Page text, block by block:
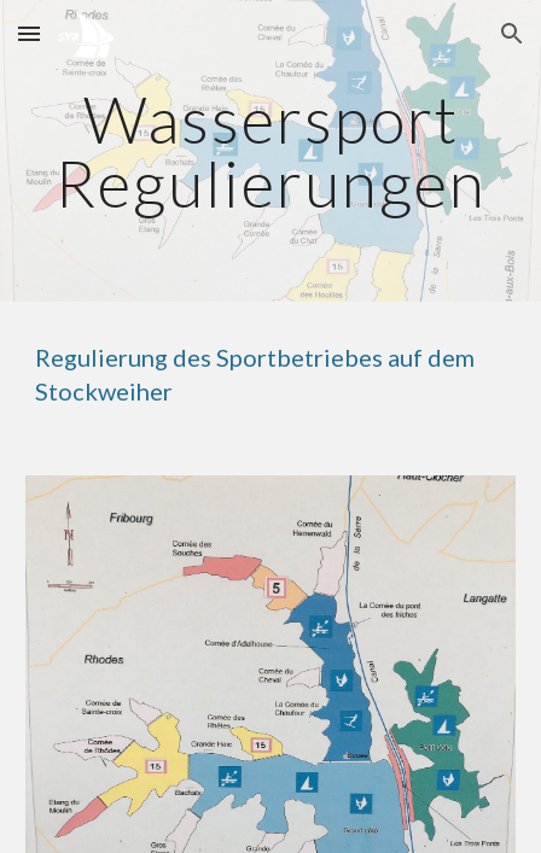
Skip to main content Skip to navigation
Wassersport
Regulierungen
Regulierung des Sportbetriebes auf dem
Stockweiher